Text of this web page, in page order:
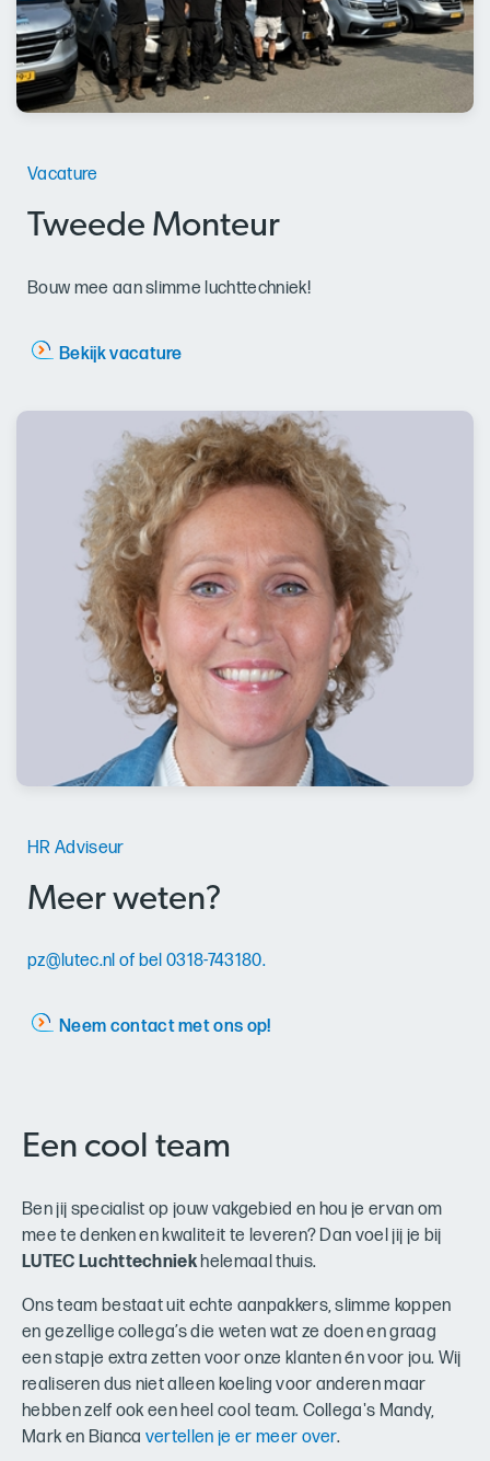
Vacature
Tweede Monteur
Bouw mee aan slimme luchttechniek!
Bekijk vacature
HR Adviseur
Meer weten?
pz@lutec.nl of bel 0318-743180.
Neem contact met ons op!
Een cool team
Ben jij specialist op jouw vakgebied en hou je ervan om
mee te denken en kwaliteit te leveren? Dan voel jij je bij
LUTEC Luchttechniekhelemaal thuis.
Ons team bestaat uit echte aanpakkers, slimme koppen
en gezellige collega’s die weten wat ze doen en graag
een stapje extra zetten voor onze klanten én voor jou. Wij
realiseren dus niet alleen koeling voor anderen maar
hebben zelf ook een heel cool team. Collega's Mandy,
Mark en Bianca vertellen je er meer over.